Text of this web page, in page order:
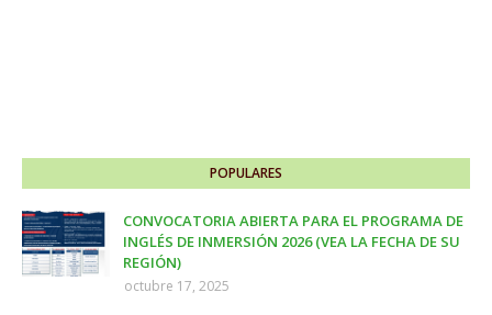
POPULARES
CONVOCATORIA ABIERTA PARA EL PROGRAMA DE
INGLÉS DE INMERSIÓN 2026 (VEA LA FECHA DE SU
REGIÓN)
octubre 17, 2025